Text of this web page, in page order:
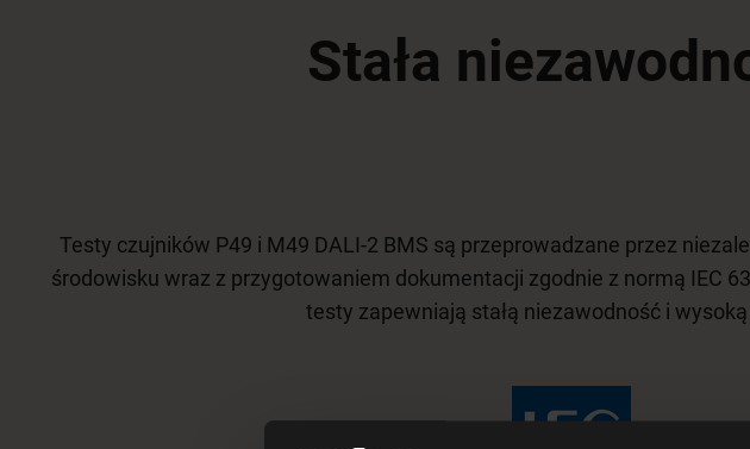
Stała
Testy czujników P49 i M49 DALI-2 BMS są przeprowadzane przez
środowisku wraz z przygotowaniem dokumentacji zgodnie z normą IEC
testy zapewniają stałą niezawodność i